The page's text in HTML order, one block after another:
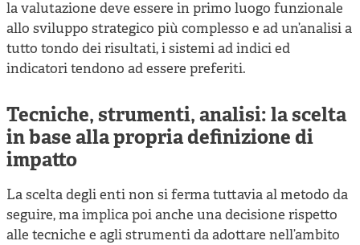
la valutazione deve essere in primo luogo funzionale
allo sviluppo strategico più complesso e ad un’analisi a
tutto tondo dei risultati, i sistemi ad indici ed
indicatori tendono ad essere preferiti.
Tecniche, strumenti, analisi: la scelta
in base alla propria definizione di
impatto
La scelta degli enti non si ferma tuttavia al metodo da
seguire, ma implica poi anche una decisione rispetto
alle tecniche e agli strumenti da adottare nell’ambito